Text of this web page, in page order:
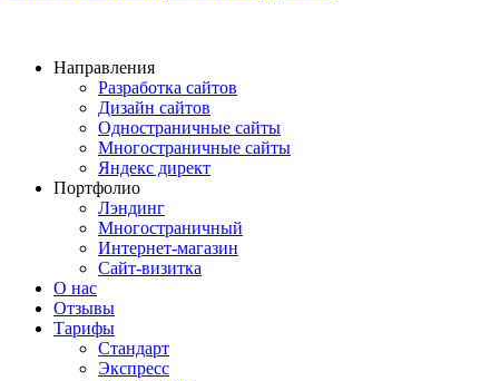
Направления
Разработка сайтов
Дизайн сайтов
Одностраничные сайты
Многостраничные сайты
Яндекс директ
Портфолио
Лэндинг
Многостраничный
Интернет-магазин
Сайт-визитка
О нас
Отзывы
Тарифы
Стандарт
Экспресс